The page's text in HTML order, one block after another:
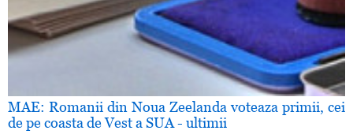
MAE: Romanii din Noua Zeelanda voteaza primii, cei
de pe coasta de Vest a SUA - ultimii